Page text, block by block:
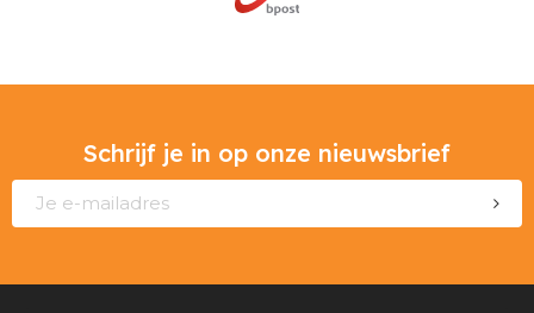
Schrijf je in op onze nieuwsbrief